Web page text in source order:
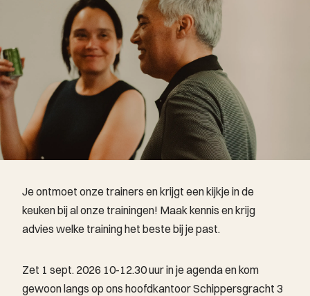
Je ontmoet onze trainers en krijgt een kijkje in de
keuken bij al onze trainingen! Maak kennis en krijg
advies welke training het beste bij je past.
Zet 1 sept. 2026 10-12.30 uur in je agenda en kom
gewoon langs op ons hoofdkantoor Schippersgracht 3